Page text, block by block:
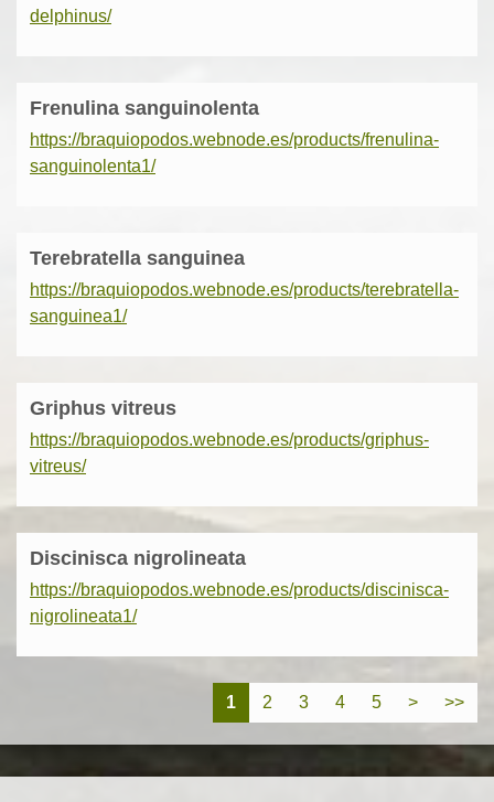
delphinus/
Frenulina sanguinolenta
https://braquiopodos.webnode.es/products/frenulina-
sanguinolenta1/
Terebratella sanguinea
https://braquiopodos.webnode.es/products/terebratella-
sanguinea1/
Griphus vitreus
https://braquiopodos.webnode.es/products/griphus-
vitreus/
Discinisca nigrolineata
https://braquiopodos.webnode.es/products/discinisca-
nigrolineata1/
1 2 3 4 5 > >>